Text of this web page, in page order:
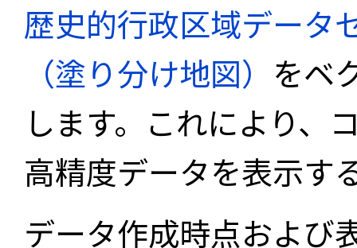
歴史的行政区域データ
（塗り分け地図） をベ
します。これにより、
高精度データを表示す
データ作成時点および